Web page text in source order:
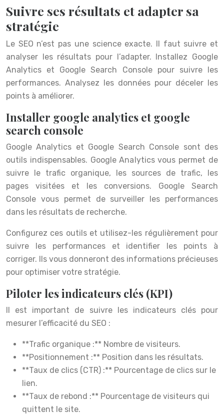
Suivre ses résultats et adapter sa
stratégie
Le SEO n’est pas une science exacte. Il faut suivre et
analyser les résultats pour l’adapter. Installez Google
Analytics et Google Search Console pour suivre les
performances. Analysez les données pour déceler les
points à améliorer.
Installer google analytics et google
search console
Google Analytics et Google Search Console sont des
outils indispensables. Google Analytics vous permet de
suivre le trafic organique, les sources de trafic, les
pages visitées et les conversions. Google Search
Console vous permet de surveiller les performances
dans les résultats de recherche.
Configurez ces outils et utilisez-les régulièrement pour
suivre les performances et identifier les points à
corriger. Ils vous donneront des informations précieuses
pour optimiser votre stratégie.
Piloter les indicateurs clés (KPI)
Il est important de suivre les indicateurs clés pour
mesurer l’efficacité du SEO :
**Trafic organique :** Nombre de visiteurs.
**Positionnement :** Position dans les résultats.
**Taux de clics (CTR) :** Pourcentage de clics sur le
lien.
**Taux de rebond :** Pourcentage de visiteurs qui
quittent le site.